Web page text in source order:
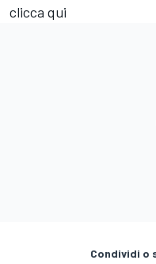
clicca qui
Condividi o